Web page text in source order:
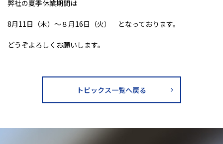
弊社の夏季休業期間は
8月11日（木）～８月16日（火） となっております。
どうぞよろしくお願いします。
トピックス一覧へ戻る